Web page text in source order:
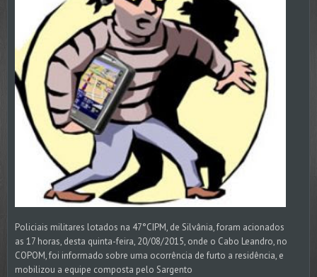
Policiais militares lotados na 47°CIPM, de Silvânia, foram acionados
as 17 horas, desta quinta-feira, 20/08/2015, onde o Cabo Leandro, no
COPOM, foi informado sobre uma ocorrência de furto a residência, e
mobilizou a equipe composta pelo Sargento